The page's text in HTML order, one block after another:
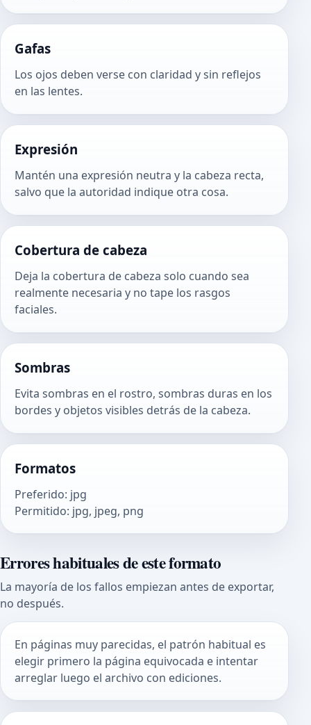
Gafas
Los ojos deben verse con claridad y sin reflejos
en las lentes.
Expresión
Mantén una expresión neutra y la cabeza recta,
salvo que la autoridad indique otra cosa.
Cobertura de cabeza
Deja la cobertura de cabeza solo cuando sea
realmente necesaria y no tape los rasgos
faciales.
Sombras
Evita sombras en el rostro, sombras duras en los
bordes y objetos visibles detrás de la cabeza.
Formatos
Preferido: jpg
Permitido: jpg, jpeg, png
Errores habituales de este formato
La mayoría de los fallos empiezan antes de exportar,
no después.
En páginas muy parecidas, el patrón habitual es
elegir primero la página equivocada e intentar
arreglar luego el archivo con ediciones.